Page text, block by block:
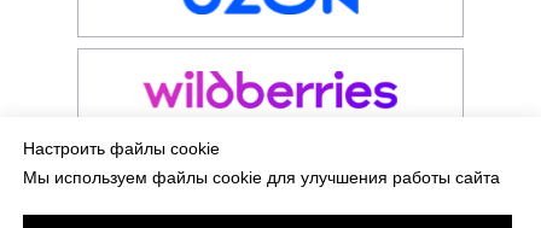
Настроить файлы cookie
Мы используем файлы cookie для улучшения работы сайта